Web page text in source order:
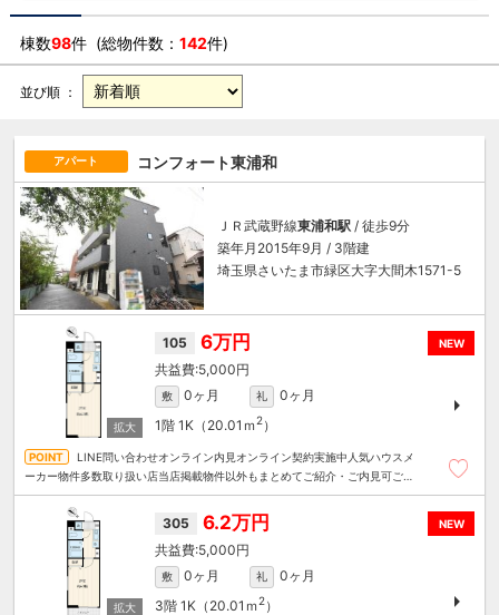
棟数98件 (総物件数： 142件)
並び順 ：
アパート コンフォート東浦和
ＪＲ武蔵野線東浦和駅 / 徒歩9分
築年月2015年9月 / 3階建
埼玉県さいたま市緑区大字大間木1571-5
NEW
105 6万円
5,000円
敷 0ヶ月 礼
0ヶ月
1階 1K（20.01ｍ 2）
LINE問い合わせオンライン内見オンライン契約実施中人気ハウスメ
ーカー物件多数取り扱い店当店掲載物件以外もまとめてご紹介・ご内見可ご予
NEW
305 6.2万円
5,000円
敷 0ヶ月 礼
0ヶ月
3階 1K（20.01ｍ 2）